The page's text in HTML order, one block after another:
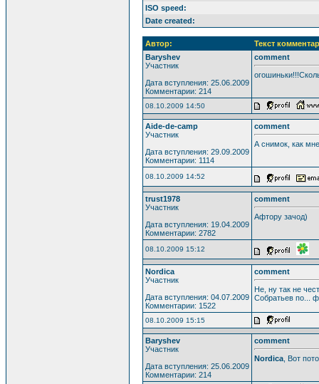
ISO speed:
Date created:
Автор:
Текст
Baryshev
Участник
Дата вступления: 25.06.2009
Комментарии: 214
comment
08.10.2009 14:50
Aide-de-camp
Участник
Дата вступления: 29.09.2009
Комментарии: 1114
comment
А снимок, как
08.10.2009 14:52
trust1978
Участник
Дата вступления: 19.04.2009
Комментарии: 2782
comment
Афтору зачод)
08.10.2009 15:12
Nordica
Участник
Дата вступления: 04.07.2009
Комментарии: 1522
comment
Не, ну так не
Собратьев по...
08.10.2009 15:15
Baryshev
Участник
Дата вступления: 25.06.2009
Комментарии: 214
comment
Nordica , Вот